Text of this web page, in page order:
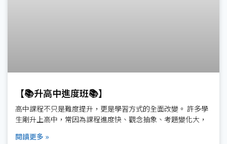
【📚升高中進度班📚】
高中課程不只是難度提升，更是學習方式的全面改變。 許多學
生剛升上高中，常因為課程進度快、觀念抽象、考題變化大，
閱讀更多 »